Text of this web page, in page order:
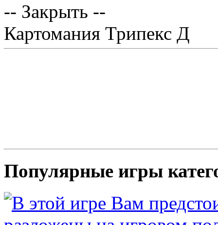
-- Закрыть --
Картомания Трипекс Д
Популярные игры